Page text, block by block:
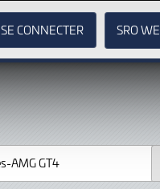
SE CONNECTER SRO